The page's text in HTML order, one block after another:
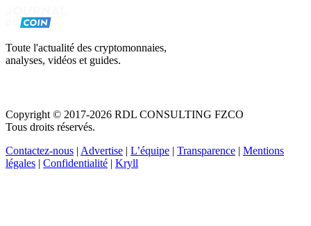
Toute l'actualité des cryptomonnaies,
analyses, vidéos et guides.
Copyright © 2017-2026 RDL CONSULTING FZCO
Tous droits réservés.
Contactez-nous | Advertise | L’équipe | Transparence | Mentions
légales | Confidentialité | Kryll